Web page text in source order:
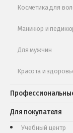
Косметика для
Маникюр и
Для мужчин
Красота и
Для покупателя
Учебный центр